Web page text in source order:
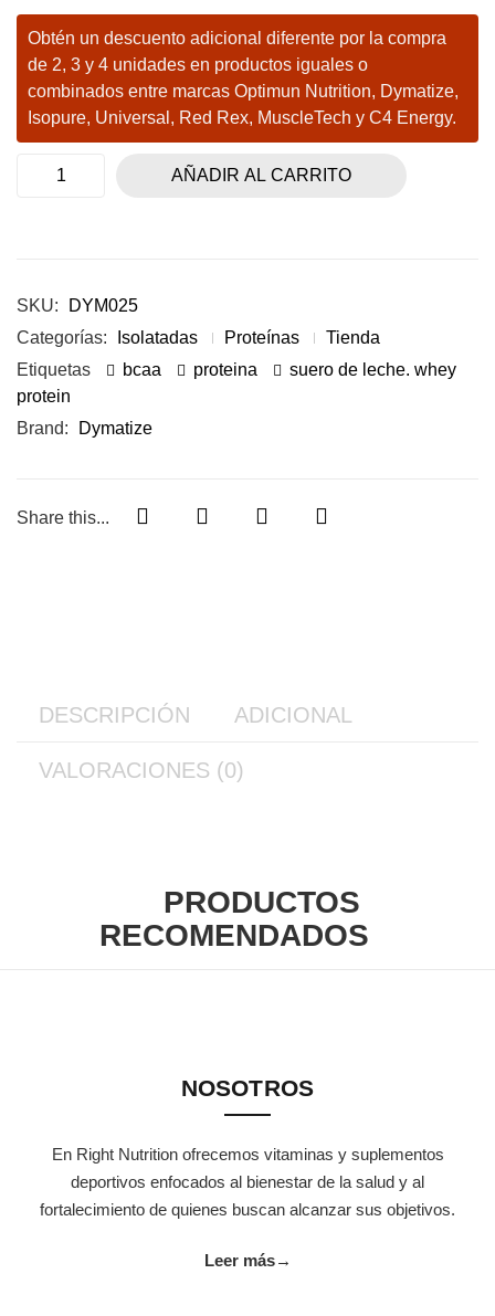
Obtén un descuento adicional diferente por la compra
de 2, 3 y 4 unidades en productos iguales o
combinados entre marcas Optimun Nutrition, Dymatize,
Isopure, Universal, Red Rex, MuscleTech y C4 Energy.
AÑADIR AL CARRITO
SKU:
DYM025
Categorías:
Isolatadas Proteínas
Tienda
Etiquetas
bcaa proteina
suero de leche. whey
protein
Brand:
Dymatize
Share this...
DESCRIPCIÓN ADICIONAL
VALORACIONES (0)
PRODUCTOS
RECOMENDADOS
NOSOTROS
En Right Nutrition ofrecemos vitaminas y suplementos
deportivos enfocados al bienestar de la salud y al
fortalecimiento de quienes buscan alcanzar sus objetivos.
Leer más→